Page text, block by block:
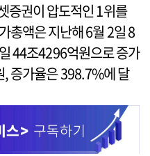
증권이 압도적인 1위를
총액은 지난해 6월 2일 8
44조4296억원으로 증가
증가율은 398.7%에 달